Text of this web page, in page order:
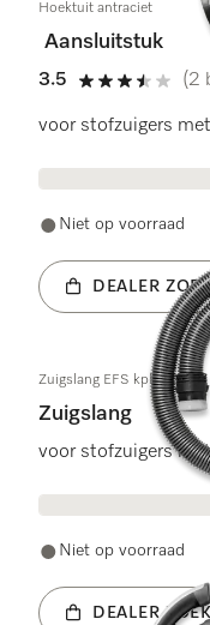
Hoektuit antraciet
Aansluitstuk
3.5
3.5 sterren op 5
(2
voor stofzuigers
Niet op voorraad
DEALER
Zuigslang EFS kpl. SG
Zuigslang
voor stofzuigers
Niet op voorraad
DEALER